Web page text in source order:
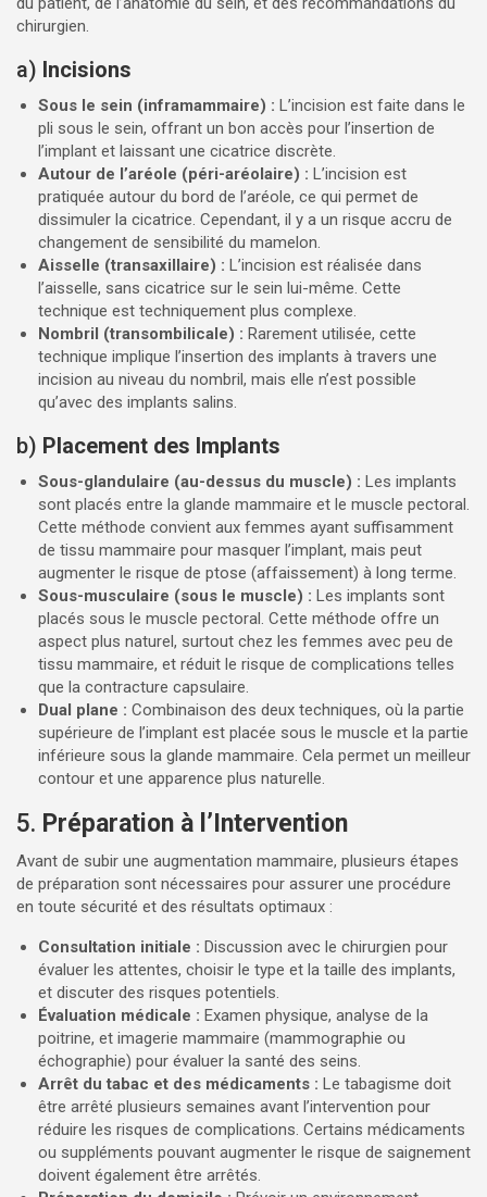
chirurgien.
a) Incisions
Sous le sein (inframammaire) : L’incision est faite dans le
pli sous le sein, offrant un bon accès pour l’insertion de
l’implant et laissant une cicatrice discrète.
Autour de l’aréole (péri-aréolaire) : L’incision est
pratiquée autour du bord de l’aréole, ce qui permet de
dissimuler la cicatrice. Cependant, il y a un risque accru de
changement de sensibilité du mamelon.
Aisselle (transaxillaire) : L’incision est réalisée dans
l’aisselle, sans cicatrice sur le sein lui-même. Cette
technique est techniquement plus complexe.
Nombril (transombilicale) : Rarement utilisée, cette
technique implique l’insertion des implants à travers une
incision au niveau du nombril, mais elle n’est possible
qu’avec des implants salins.
b) Placement des Implants
Sous-glandulaire (au-dessus du muscle) : Les implants
sont placés entre la glande mammaire et le muscle pectoral.
Cette méthode convient aux femmes ayant suffisamment
de tissu mammaire pour masquer l’implant, mais peut
augmenter le risque de ptose (affaissement) à long terme.
Sous-musculaire (sous le muscle) : Les implants sont
placés sous le muscle pectoral. Cette méthode offre un
aspect plus naturel, surtout chez les femmes avec peu de
tissu mammaire, et réduit le risque de complications telles
que la contracture capsulaire.
Dual plane : Combinaison des deux techniques, où la partie
supérieure de l’implant est placée sous le muscle et la partie
inférieure sous la glande mammaire. Cela permet un meilleur
contour et une apparence plus naturelle.
5. Préparation à l’Intervention
Avant de subir une augmentation mammaire, plusieurs étapes
de préparation sont nécessaires pour assurer une procédure
en toute sécurité et des résultats optimaux :
Consultation initiale : Discussion avec le chirurgien pour
évaluer les attentes, choisir le type et la taille des implants,
et discuter des risques potentiels.
Évaluation médicale : Examen physique, analyse de la
poitrine, et imagerie mammaire (mammographie ou
échographie) pour évaluer la santé des seins.
Arrêt du tabac et des médicaments : Le tabagisme doit
être arrêté plusieurs semaines avant l’intervention pour
réduire les risques de complications. Certains médicaments
ou suppléments pouvant augmenter le risque de saignement
doivent également être arrêtés.